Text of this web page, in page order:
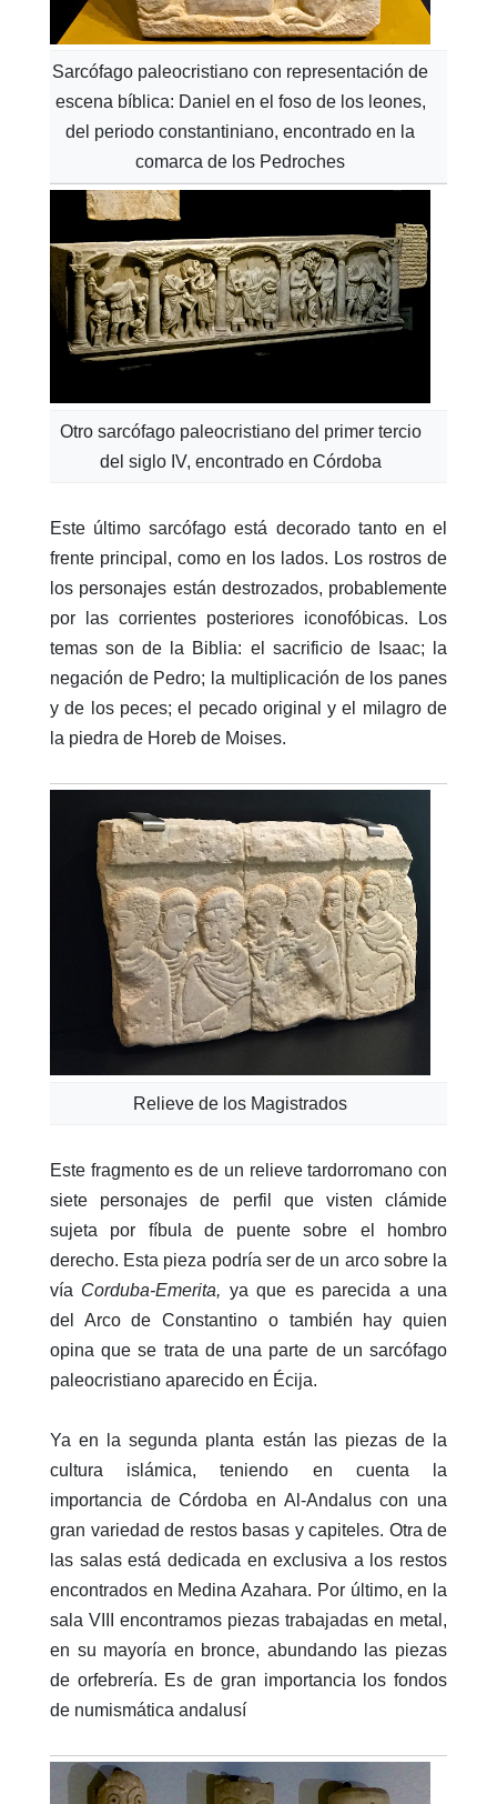
Sarcófago paleocristiano con representación de
escena bíblica: Daniel en el foso de los leones,
del periodo constantiniano, encontrado en la
comarca de los Pedroches
Otro sarcófago paleocristiano del primer tercio
del siglo IV, encontrado en Córdoba
Este último sarcófago está decorado tanto en el
frente principal, como en los lados. Los rostros de
los personajes están destrozados, probablemente
por las corrientes posteriores iconofóbicas. Los
temas son de la Biblia: el sacrificio de Isaac; la
negación de Pedro; la multiplicación de los panes
y de los peces; el pecado original y el milagro de
la piedra de Horeb de Moises.
Relieve de los Magistrados
Este fragmento es de un relieve tardorromano con
siete personajes de perfil que visten clámide
sujeta por fíbula de puente sobre el hombro
derecho. Esta pieza podría ser de un arco sobre la
vía Corduba-Emerita, ya que es parecida a una
del Arco de Constantino o también hay quien
opina que se trata de una parte de un sarcófago
paleocristiano aparecido en Écija.
Ya en la segunda planta están las piezas de la
cultura islámica, teniendo en cuenta la
importancia de Córdoba en Al-Andalus con una
gran variedad de restos basas y capiteles. Otra de
las salas está dedicada en exclusiva a los restos
encontrados en Medina Azahara. Por último, en la
sala VIII encontramos piezas trabajadas en metal,
en su mayoría en bronce, abundando las piezas
de orfebrería. Es de gran importancia los fondos
de numismática andalusí